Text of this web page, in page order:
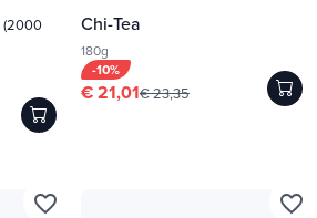
(2000
Chi-Tea
180g
-10%
€ 21,01€ 23,35
favorite_border favorite_border